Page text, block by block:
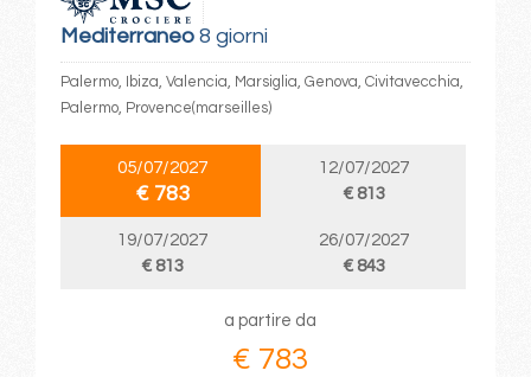
Mediterraneo8 giorni
Palermo, Ibiza, Valencia, Marsiglia, Genova, Civitavecchia,
Palermo, Provence(marseilles)
05/07/2027
€ 783
12/07/2027
€ 813
19/07/2027
€ 813
26/07/2027
€ 843
a partire da
€ 783